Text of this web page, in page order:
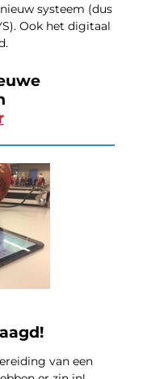
systeem (dus
Ook het digitaal
van een